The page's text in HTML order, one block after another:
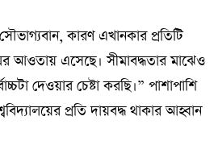
কারণ এখানকার প্রতিটি
আওতায় এসেছে। সীমাবদ্ধতার মাঝেও
দেওয়ার চেষ্টা করছি।” পাশাপাশি
প্রতি দায়বদ্ধ থাকার আহ্বান